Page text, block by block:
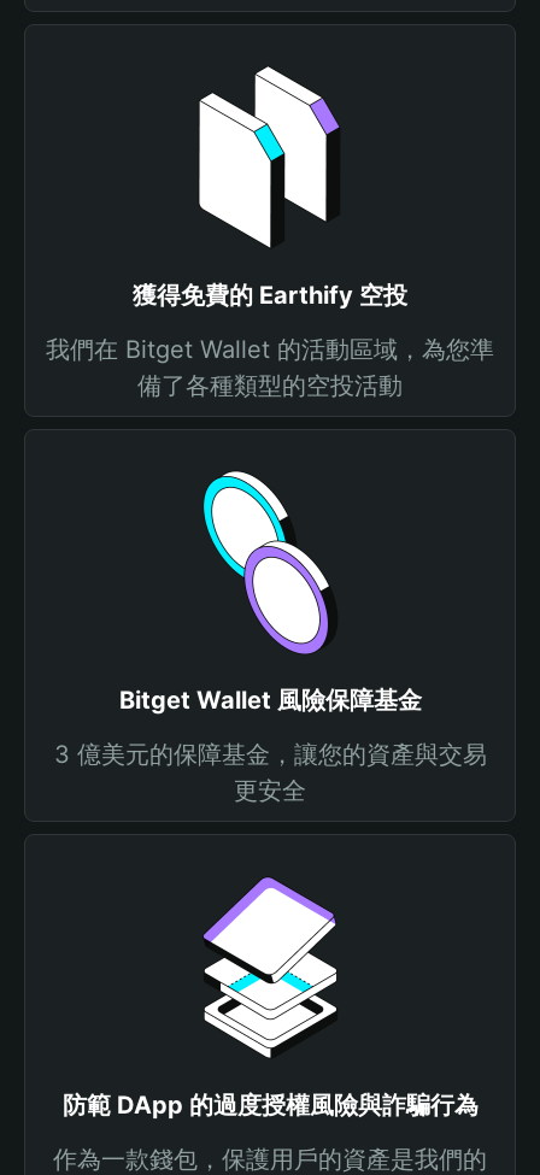
獲得免費的 Earthify 空投
我們在 Bitget Wallet 的活動區域，為您準
備了各種類型的空投活動
Bitget Wallet 風險保障基金
3 億美元的保障基金，讓您的資產與交易
更安全
防範 DApp 的過度授權風險與詐騙行為
作為一款錢包，保護用戶的資產是我們的